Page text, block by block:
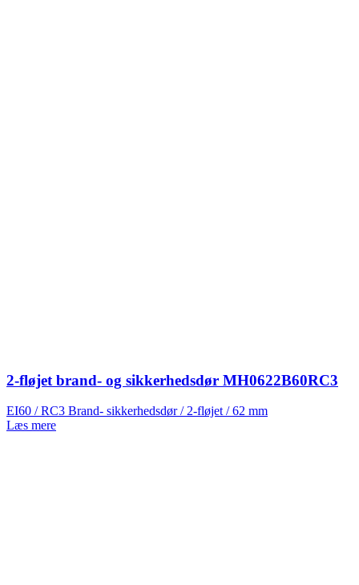
2-fløjet brand- og sikkerhedsdør MH0622B60RC3
EI60 / RC3 Brand- sikkerhedsdør / 2-fløjet / 62 mm
Læs mere